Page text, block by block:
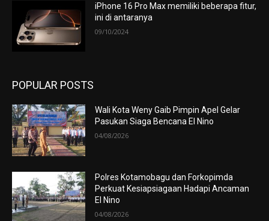
iPhone 16 Pro Max memiliki beberapa fitur,
ini di antaranya
09/10/2024
POPULAR POSTS
Wali Kota Weny Gaib Pimpin Apel Gelar
Pasukan Siaga Bencana El Nino
04/08/2026
Polres Kotamobagu dan Forkopimda
Perkuat Kesiapsiagaan Hadapi Ancaman
El Nino
04/08/2026